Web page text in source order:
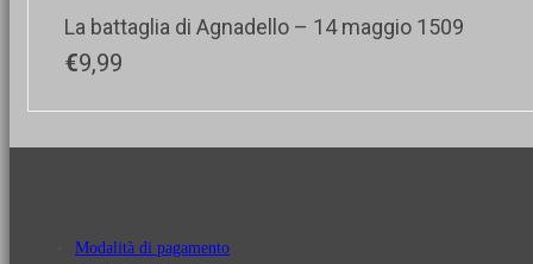
La battaglia di Agnadello – 14 maggio 1509
€9,99
Modalità di pagamento